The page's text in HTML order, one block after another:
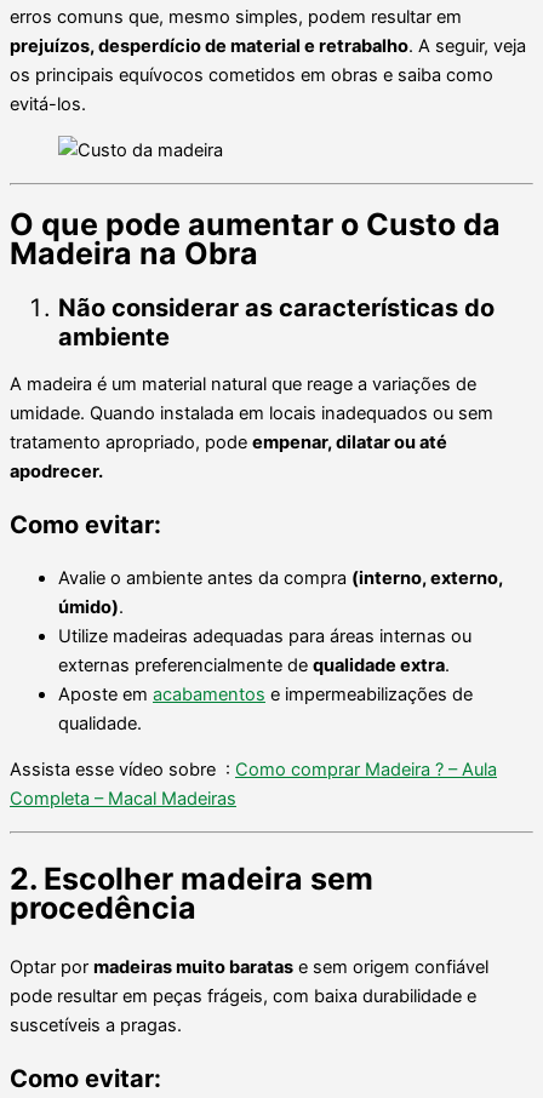
erros comuns que, mesmo simples, podem resultar em
prejuízos, desperdício de material e retrabalho. A seguir, veja
os principais equívocos cometidos em obras e saiba como
evitá-los.
O que pode aumentar o Custo da
Madeira na Obra
Não considerar as características do
ambiente
A madeira é um material natural que reage a variações de
umidade. Quando instalada em locais inadequados ou sem
tratamento apropriado, pode empenar, dilatar ou até
apodrecer.
Como evitar:
Avalie o ambiente antes da compra (interno, externo,
úmido).
Utilize madeiras adequadas para áreas internas ou
externas preferencialmente de qualidade extra.
Aposte em acabamentos e impermeabilizações de
qualidade.
Assista esse vídeo sobre : Como comprar Madeira ? – Aula
Completa – Macal Madeiras
2. Escolher madeira sem
procedência
Optar por madeiras muito baratas e sem origem confiável
pode resultar em peças frágeis, com baixa durabilidade e
suscetíveis a pragas.
Como evitar: